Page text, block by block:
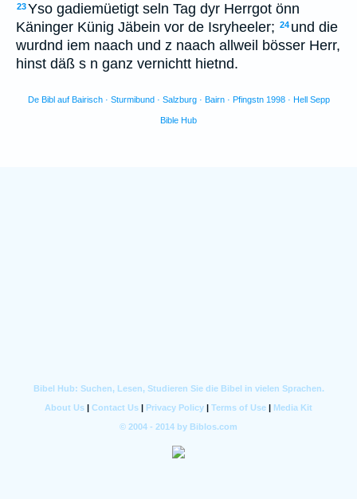
23Yso gadiemüetigt seln Tag dyr Herrgot önn
Käninger Künig Jäbein vor de Isryheeler; 24 und die
wurdnd iem naach und z naach allweil bösser Herr,
hinst däß s n ganz vernichtt hietnd.
De Bibl auf Bairisch · Sturmibund · Salzburg · Bairn · Pfingstn 1998 · Hell Sepp
Bible Hub